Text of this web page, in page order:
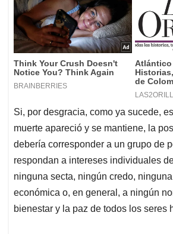
Si, por desgracia, como ya sucede,
muerte apareció y se mantiene, la
debería corresponder a un grupo de
respondan a intereses individuales
ninguna secta, ningún credo,
económica o, en general, a ningún
bienestar y la paz de todos los seres